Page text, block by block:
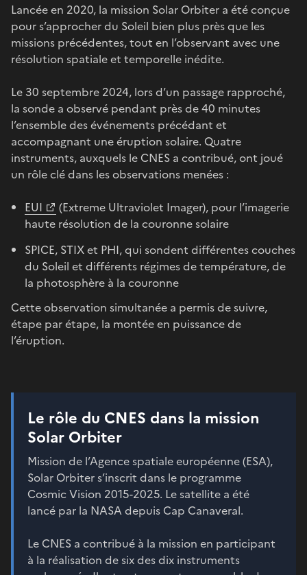
Lancée en 2020, la mission Solar Orbiter a été conçue
pour s’approcher du Soleil bien plus près que les
missions précédentes, tout en l’observant avec une
résolution spatiale et temporelle inédite.
Le 30 septembre 2024, lors d’un passage rapproché,
la sonde a observé pendant près de 40 minutes
l’ensemble des événements précédant et
accompagnant une éruption solaire. Quatre
instruments, auxquels le CNES a contribué, ont joué
un rôle clé dans les observations menées :
EUI
(Extreme Ultraviolet Imager), pour l’imagerie
haute résolution de la couronne solaire
SPICE, STIX et PHI, qui sondent différentes couches
du Soleil et différents régimes de température, de
la photosphère à la couronne
Cette observation simultanée a permis de suivre,
étape par étape, la montée en puissance de
l’éruption.
Le rôle du CNES dans la mission
Solar Orbiter
Mission de l’Agence spatiale européenne (ESA),
Solar Orbiter s’inscrit dans le programme
Cosmic Vision 2015-2025. Le satellite a été
lancé par la NASA depuis Cap Canaveral.
Le CNES a contribué à la mission en participant
à la réalisation de six des dix instruments